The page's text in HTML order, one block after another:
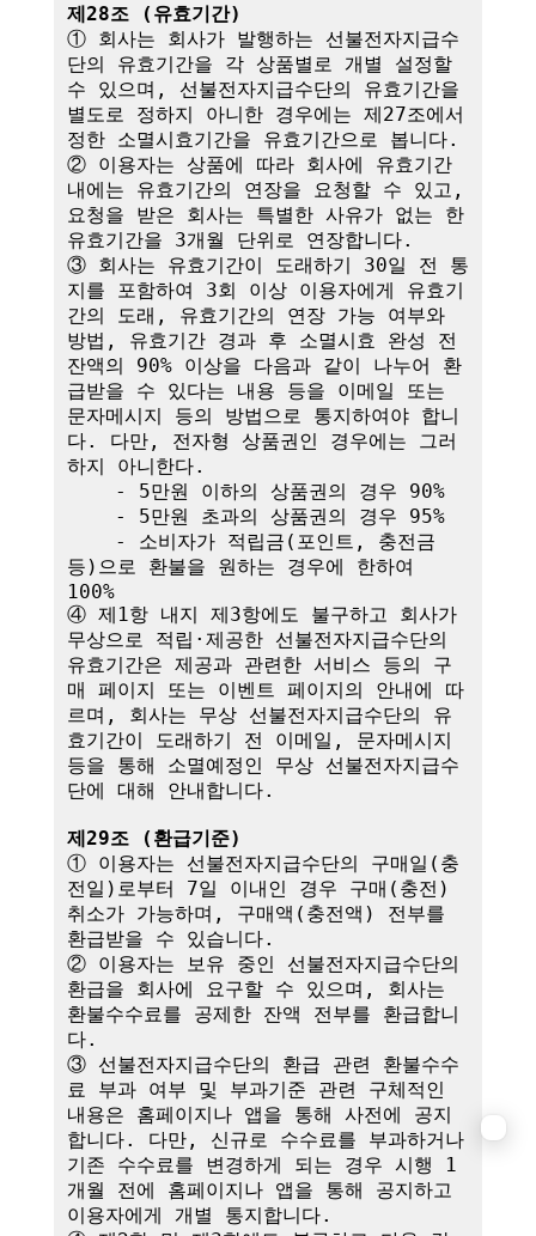
제28조 (유효기간)
① 회사는 회사가 발행하는 선불전자지급수
단의 유효기간을 각 상품별로 개별 설정할
수 있으며, 선불전자지급수단의 유효기간을
별도로 정하지 아니한 경우에는 제27조에서
정한 소멸시효기간을 유효기간으로 봅니다.
② 이용자는 상품에 따라 회사에 유효기간
내에는 유효기간의 연장을 요청할 수 있고,
요청을 받은 회사는 특별한 사유가 없는 한
유효기간을 3개월 단위로 연장합니다.
③ 회사는 유효기간이 도래하기 30일 전 통
지를 포함하여 3회 이상 이용자에게 유효기
간의 도래, 유효기간의 연장 가능 여부와
방법, 유효기간 경과 후 소멸시효 완성 전
잔액의 90% 이상을 다음과 같이 나누어 환
급받을 수 있다는 내용 등을 이메일 또는
문자메시지 등의 방법으로 통지하여야 합니
다. 다만, 전자형 상품권인 경우에는 그러
하지 아니한다.
등)으로 환불을 원하는 경우에 한하여
100%
④ 제1항 내지 제3항에도 불구하고 회사가
무상으로 적립·제공한 선불전자지급수단의
유효기간은 제공과 관련한 서비스 등의 구
매 페이지 또는 이벤트 페이지의 안내에 따
르며, 회사는 무상 선불전자지급수단의 유
효기간이 도래하기 전 이메일, 문자메시지
등을 통해 소멸예정인 무상 선불전자지급수
단에 대해 안내합니다.
제29조 (환급기준)
① 이용자는 선불전자지급수단의 구매일(충
전일)로부터 7일 이내인 경우 구매(충전)
취소가 가능하며, 구매액(충전액) 전부를
환급받을 수 있습니다.
② 이용자는 보유 중인 선불전자지급수단의
환급을 회사에 요구할 수 있으며, 회사는
환불수수료를 공제한 잔액 전부를 환급합니
다.
③ 선불전자지급수단의 환급 관련 환불수수
료 부과 여부 및 부과기준 관련 구체적인
내용은 홈페이지나 앱을 통해 사전에 공지
합니다. 다만, 신규로 수수료를 부과하거나
기존 수수료를 변경하게 되는 경우 시행 1
개월 전에 홈페이지나 앱을 통해 공지하고
이용자에게 개별 통지합니다.